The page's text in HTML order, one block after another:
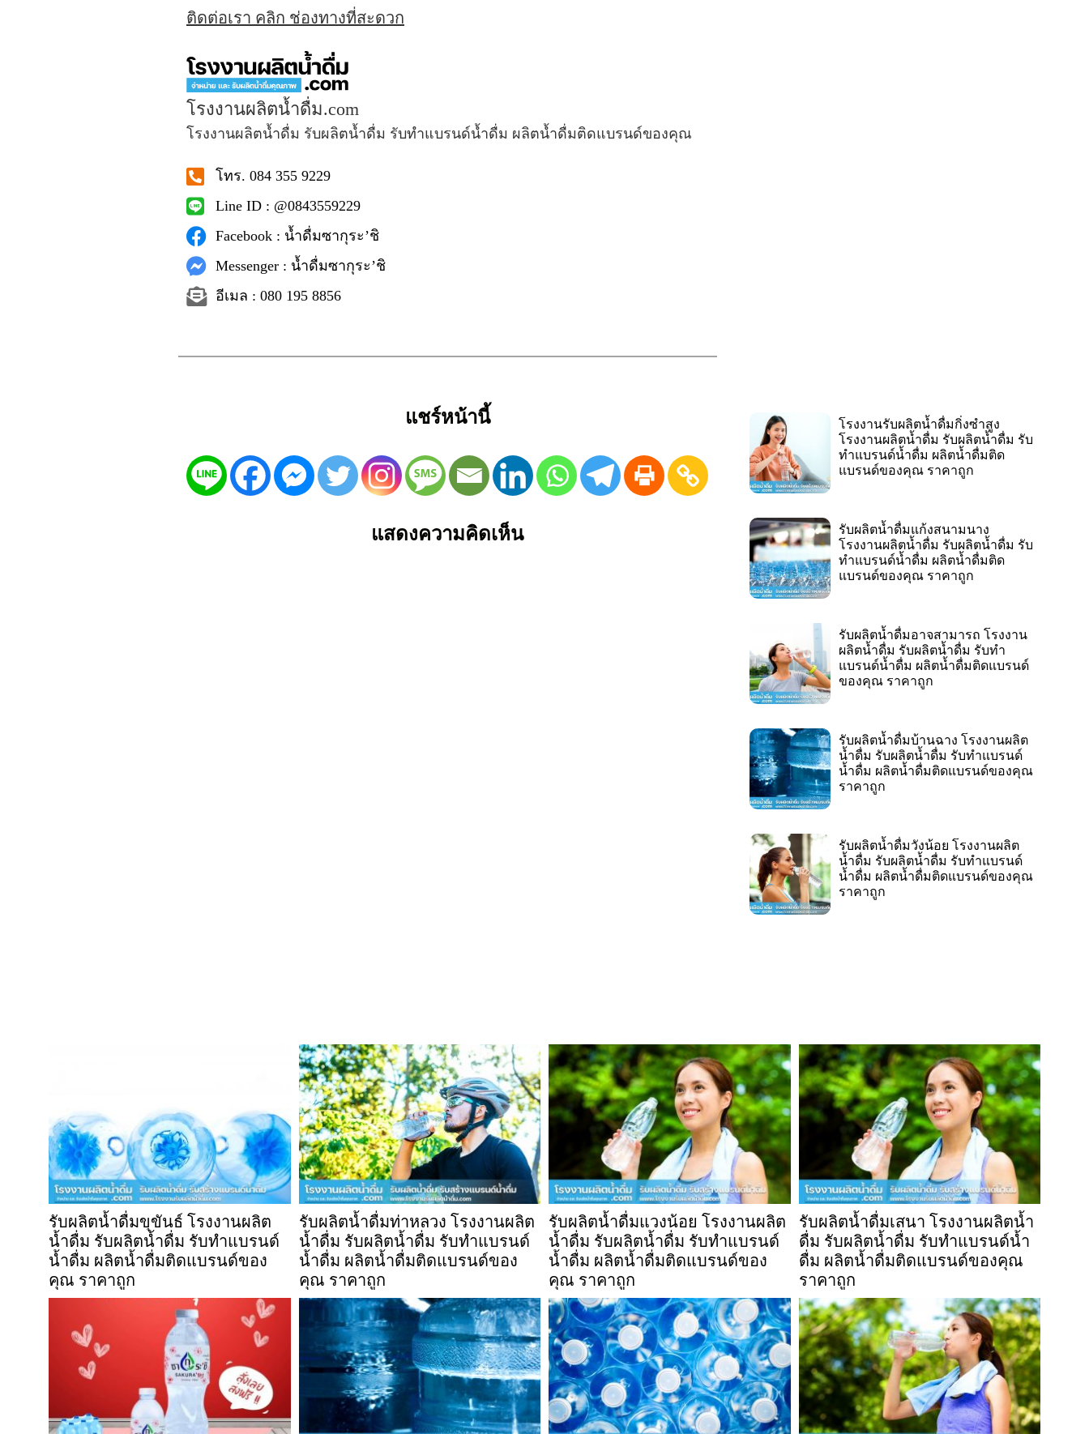
ติดต่อเรา คลิก ช่องทางที่สะดวก
โรงงานผลิตน้ำดื่ม.com
โรงงานผลิตน้ำดื่ม รับผลิตน้ำดื่ม รับทำแบรนด์น้ำดื่ม ผลิตน้ำดื่มติดแบรนด์ของคุณ
โทร. 084 355 9229
Line ID : @0843559229
Facebook : น้ำดื่มซากุระ’ชิ
Messenger : น้ำดื่มซากุระ’ชิ
อีเมล : 080 195 8856
แชร์หน้านี้
แสดงความคิดเห็น
โรงงานรับผลิตน้ำดื่มกิ่งซำสูง
โรงงานผลิตน้ำดื่ม รับผลิตน้ำดื่ม รับ
ทำแบรนด์น้ำดื่ม ผลิตน้ำดื่มติด
แบรนด์ของคุณ ราคาถูก
รับผลิตน้ำดื่มแก้งสนามนาง
โรงงานผลิตน้ำดื่ม รับผลิตน้ำดื่ม รับ
ทำแบรนด์น้ำดื่ม ผลิตน้ำดื่มติด
แบรนด์ของคุณ ราคาถูก
รับผลิตน้ำดื่มอาจสามารถ โรงงาน
ผลิตน้ำดื่ม รับผลิตน้ำดื่ม รับทำ
แบรนด์น้ำดื่ม ผลิตน้ำดื่มติดแบรนด์
ของคุณ ราคาถูก
รับผลิตน้ำดื่มบ้านฉาง โรงงานผลิต
น้ำดื่ม รับผลิตน้ำดื่ม รับทำแบรนด์
น้ำดื่ม ผลิตน้ำดื่มติดแบรนด์ของคุณ
ราคาถูก
รับผลิตน้ำดื่มวังน้อย โรงงานผลิต
น้ำดื่ม รับผลิตน้ำดื่ม รับทำแบรนด์
น้ำดื่ม ผลิตน้ำดื่มติดแบรนด์ของคุณ
ราคาถูก
รับผลิตน้ำดื่มขุขันธ์ โรงงานผลิต
น้ำดื่ม รับผลิตน้ำดื่ม รับทำแบรนด์
น้ำดื่ม ผลิตน้ำดื่มติดแบรนด์ของ
คุณ ราคาถูก
รับผลิตน้ำดื่มท่าหลวง โรงงานผลิต
น้ำดื่ม รับผลิตน้ำดื่ม รับทำแบรนด์
น้ำดื่ม ผลิตน้ำดื่มติดแบรนด์ของ
คุณ ราคาถูก
รับผลิตน้ำดื่มแวงน้อย โรงงานผลิต
น้ำดื่ม รับผลิตน้ำดื่ม รับทำแบรนด์
น้ำดื่ม ผลิตน้ำดื่มติดแบรนด์ของ
คุณ ราคาถูก
รับผลิตน้ำดื่มเสนา โรงงานผลิตน้ำ
ดื่ม รับผลิตน้ำดื่ม รับทำแบรนด์น้ำ
ดื่ม ผลิตน้ำดื่มติดแบรนด์ของคุณ
ราคาถูก